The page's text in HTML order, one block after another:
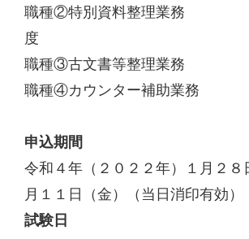
職種②特別資料整理業
度
職種③古文書等整理業務
職種④カウンター補助業務
申込期間
令和４年（２０２２年）１月２８
月１１日（金）（当日消印有効）
試験日